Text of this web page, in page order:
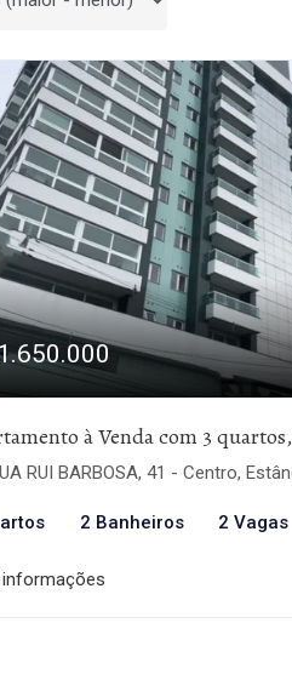
à Venda com 3 quartos,
RUI BARBOSA, 41 - Centro,
2 Banheiros 2 Vagas